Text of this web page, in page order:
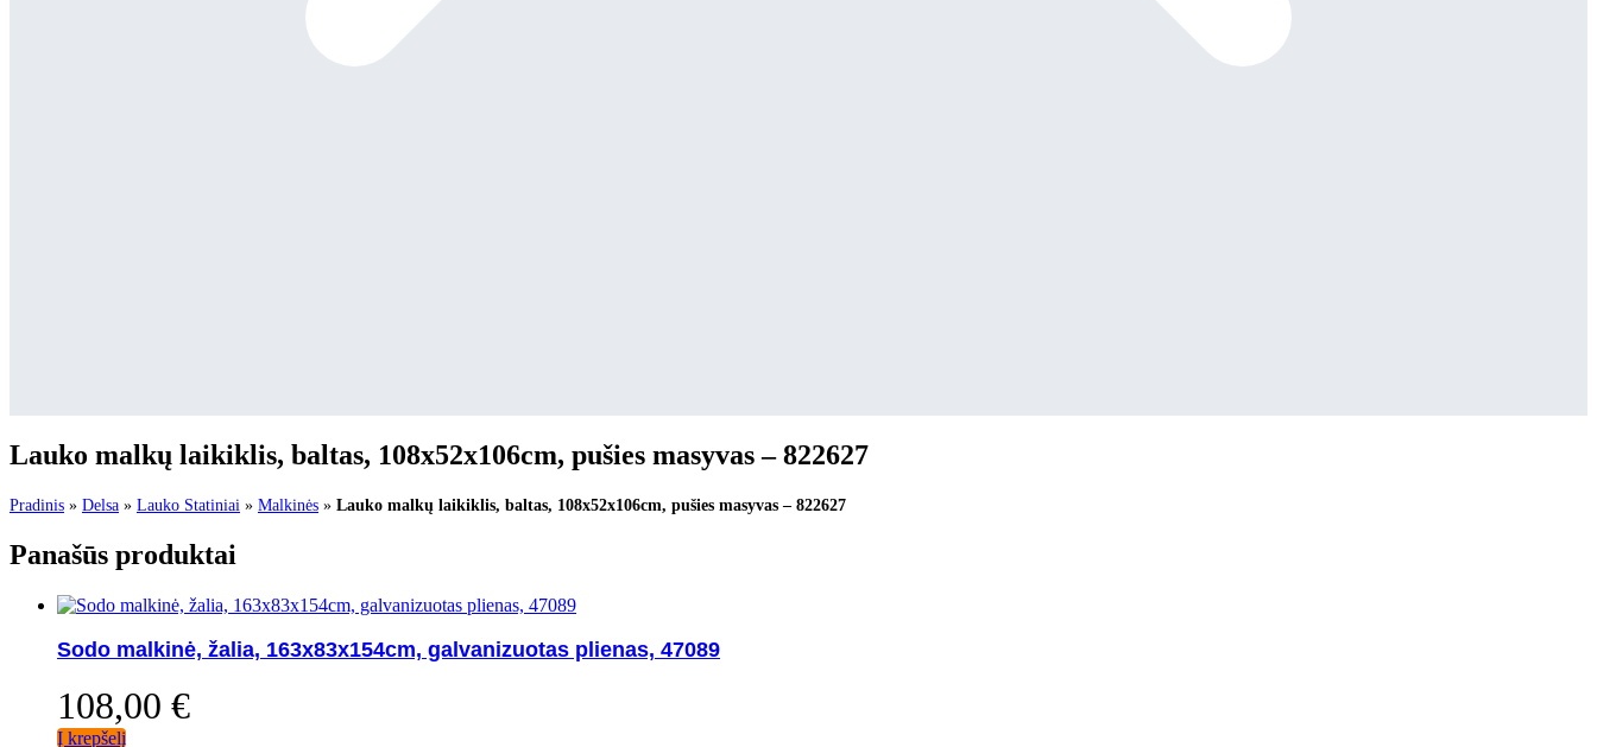
Lauko malkų laikiklis, baltas, 108x52x106cm, pušies masyvas – 822627
Pradinis » Delsa » Lauko Statiniai » Malkinės » Lauko malkų laikiklis, baltas, 108x52x106cm, pušies masyvas – 822627
Panašūs produktai
Sodo malkinė, žalia, 163x83x154cm, galvanizuotas plienas, 47089
108,00 €
Į krepšelį